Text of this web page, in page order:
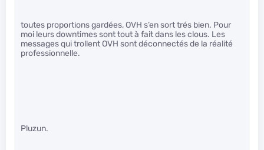
toutes proportions gardées, OVH s’en sort trés bien. Pour
moi leurs downtimes sont tout à fait dans les clous. Les
messages qui trollent OVH sont déconnectés de la réalité
professionnelle.
Pluzun.